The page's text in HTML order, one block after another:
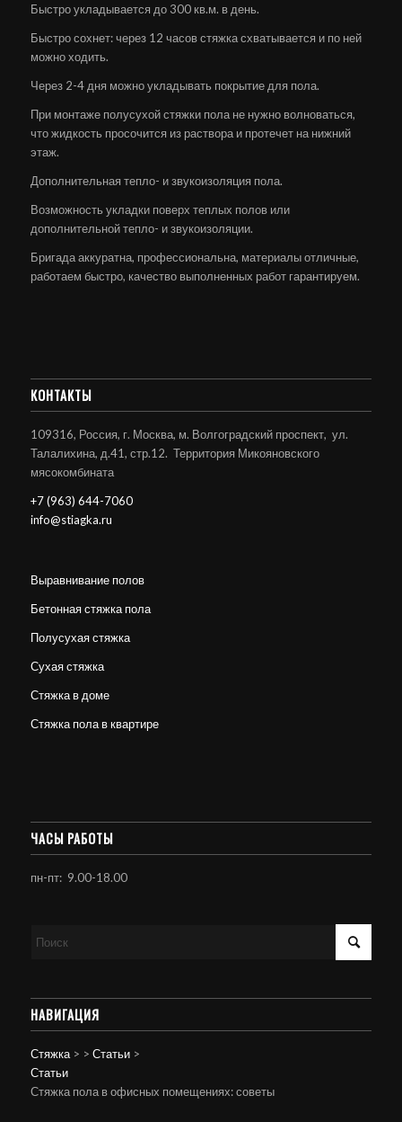
Быстро укладывается до 300 кв.м. в день.
Быстро сохнет: через 12 часов стяжка схватывается и по ней
можно ходить.
Через 2-4 дня можно укладывать покрытие для пола.
При монтаже полусухой стяжки пола не нужно волноваться,
что жидкость просочится из раствора и протечет на нижний
этаж.
Дополнительная тепло- и звукоизоляция пола.
Возможность укладки поверх теплых полов или
дополнительной тепло- и звукоизоляции.
Бригада аккуратна, профессиональна, материалы отличные,
работаем быстро, качество выполненных работ гарантируем.
КОНТАКТЫ
109316, Россия, г. Москва, м. Волгоградский проспект, ул.
Талалихина, д.41, стр.12. Территория Микояновского
мясокомбината
+7 (963) 644-7060
info@stiagka.ru
Выравнивание полов
Бетонная стяжка пола
Полусухая стяжка
Сухая стяжка
Стяжка в доме
Стяжка пола в квартире
ЧАСЫ РАБОТЫ
пн-пт: 9.00-18.00
НАВИГАЦИЯ
Стяжка>
Статьи
> Статьи>
Стяжка пола в офисных помещениях: советы